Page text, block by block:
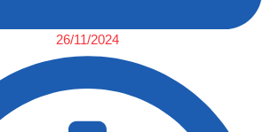
26/11/2024